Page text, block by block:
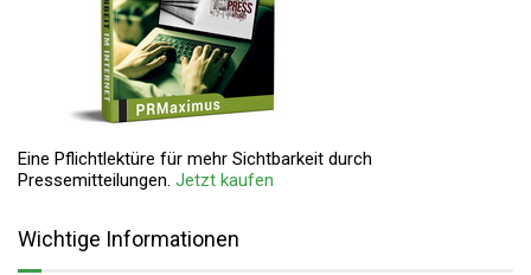
Eine Pflichtlektüre für mehr Sichtbarkeit durch
Pressemitteilungen. Jetzt kaufen
Wichtige Informationen